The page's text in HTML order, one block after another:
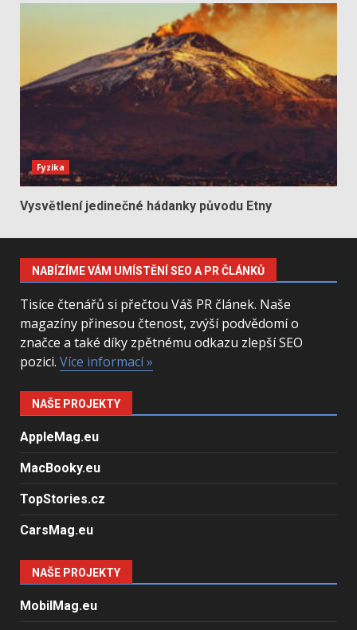
Fyzika
Vysvětlení jedinečné hádanky původu Etny
NABÍZÍME VÁM UMÍSTĚNÍ SEO A PR ČLÁNKŮ
Tisíce čtenářů si přečtou Váš PR článek. Naše
magazíny přinesou čtenost, zvýší podvědomí o
značce a také díky zpětnému odkazu zlepší SEO
pozici. Více informací »
NAŠE PROJEKTY
AppleMag.eu
MacBooky.eu
TopStories.cz
CarsMag.eu
NAŠE PROJEKTY
MobilMag.eu